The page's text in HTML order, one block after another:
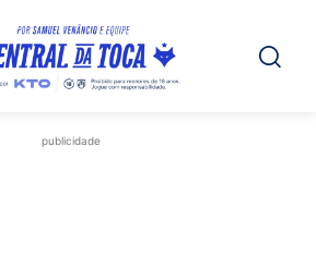
publicidade